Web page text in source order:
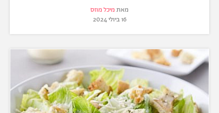
מאת מיכל מוזס
16 ביולי 2024